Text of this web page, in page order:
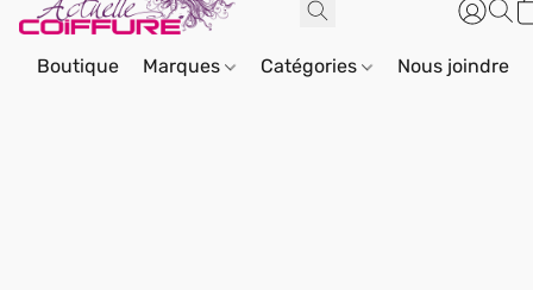
Boutique Marques Catégories Nous joindre